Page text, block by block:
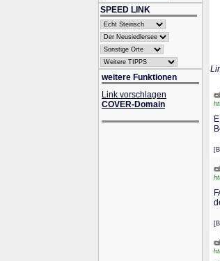
SPEED LINK
weitere Funktionen
Link vorschlagen
COVER-Domain